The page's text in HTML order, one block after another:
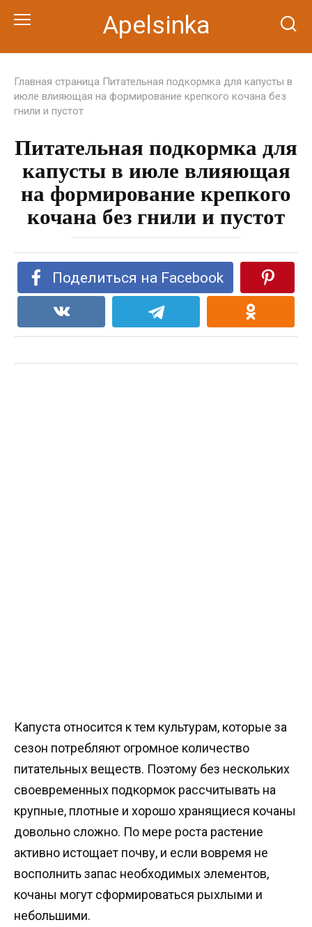
Apelsinka
Главная страница Питательная подкормка для капусты в
июле влияющая на формирование крепкого кочана без
гнили и пустот
Питательная подкормка для
капусты в июле влияющая
на формирование крепкого
кочана без гнили и пустот
Поделиться на Facebook
Капуста относится к тем культурам, которые за
сезон потребляют огромное количество
питательных веществ. Поэтому без нескольких
своевременных подкормок рассчитывать на
крупные, плотные и хорошо хранящиеся кочаны
довольно сложно. По мере роста растение
активно истощает почву, и если вовремя не
восполнить запас необходимых элементов,
кочаны могут сформироваться рыхлыми и
небольшими.